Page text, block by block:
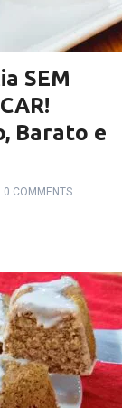
SEM
Barato e
0 COMMENTS